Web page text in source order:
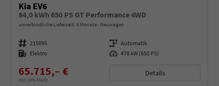
Kia EV6
84,0 kWh 650 PS GT Performance 4WD
unverbindliche Lieferzeit: 6 Monate Neuwagen
Fahrzeugnummer 215095 Getriebe Automatik
Kraftstoff Elektro Leistung 478 kW (650 PS)
65.715,– €
incl. 19% MwSt.
Details